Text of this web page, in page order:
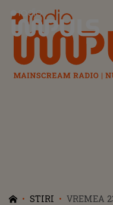
Radio Impuls
STIRI
VREMEA